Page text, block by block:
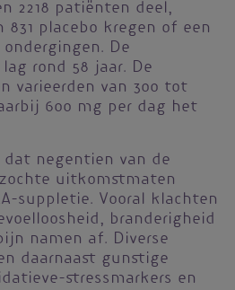
2218 patiënten deel,
831 placebo kregen of een
De
rond 58 jaar. De
varieerden van 300 tot
600 mg per dag het
dat negentien van de
uitkomstmaten
suppletie. Vooral klachten
branderigheid
namen af. Diverse
daarnaast gunstige
stressmarkers en